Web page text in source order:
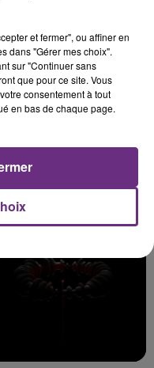
et fermer", ou affiner en
dans "Gérer mes choix".
sur "Continuer sans
que pour ce site. Vous
consentement à tout
en bas de chaque page.